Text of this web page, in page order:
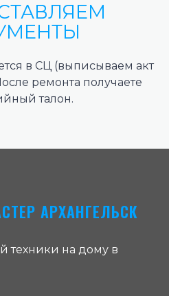
в СЦ (выписываем акт
ремонта получаете
талон.
АРХАНГЕЛЬСК
техники на дому в